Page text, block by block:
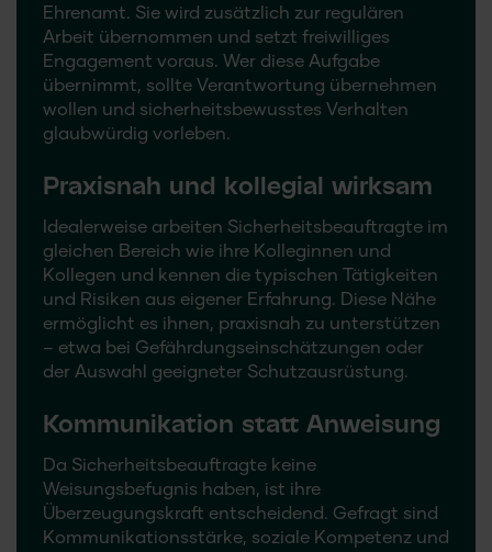
Ehrenamt. Sie wird zusätzlich zur regulären
Arbeit übernommen und setzt freiwilliges
Engagement voraus. Wer diese Aufgabe
übernimmt, sollte Verantwortung übernehmen
wollen und sicherheitsbewusstes Verhalten
glaubwürdig vorleben.
Praxisnah und kollegial wirksam
Idealerweise arbeiten Sicherheitsbeauftragte im
gleichen Bereich wie ihre Kolleginnen und
Kollegen und kennen die typischen Tätigkeiten
und Risiken aus eigener Erfahrung. Diese Nähe
ermöglicht es ihnen, praxisnah zu unterstützen
– etwa bei Gefährdungseinschätzungen oder
der Auswahl geeigneter Schutzausrüstung.
Kommunikation statt Anweisung
Da Sicherheitsbeauftragte keine
Weisungsbefugnis haben, ist ihre
Überzeugungskraft entscheidend. Gefragt sind
Kommunikationsstärke, soziale Kompetenz und